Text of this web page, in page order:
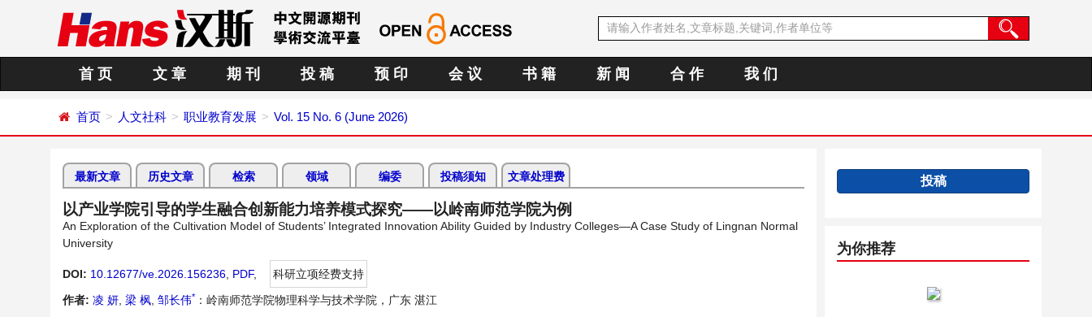
首 页 文 章 期 刊 投 稿 预 印 会 议 书 籍 新 闻 合 作 我 们
首页 人文社科 职业教育发展 Vol. 15 No. 6 (June 2026)
最新文章 历史文章 检索 领域 编委 投稿须知 文章处理费
以产业学院引导的学生融合创新能力培养模式探究——以岭南师范学院为例
An Exploration of the Cultivation Model of Students’ Integrated Innovation Ability Guided by Industry Colleges—A Case Study of Lingnan Normal
University
DOI: 10.12677/ve.2026.156236 PDF,
科研立项经费支持
作者: 凌 妍 梁 枫 邹长伟* ：岭南师范学院物理科学与技术学院，广东 湛江
投稿
为你推荐